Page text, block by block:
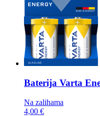
Baterija Varta
Na zalihama
4,00 €